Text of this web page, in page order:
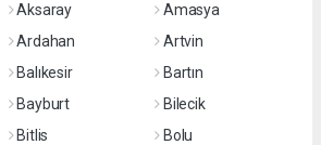
Aksaray
Amasya
Ardahan
Artvin
Balıkesir
Bartın
Bayburt
Bilecik
Bitlis
Bolu